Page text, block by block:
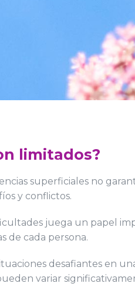
limitados?
superficiales no
y conflictos.
juega un papel
de cada persona.
desafiantes en
variar